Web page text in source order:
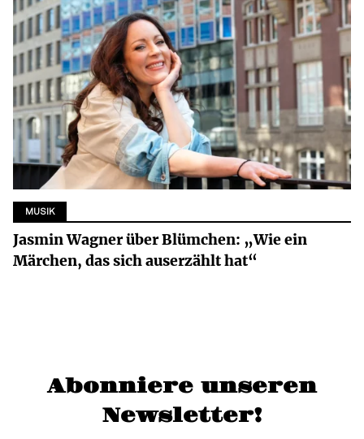
MUSIK
Jasmin Wagner über Blümchen: „Wie ein
Märchen, das sich auserzählt hat“
Abonniere unseren
Newsletter!